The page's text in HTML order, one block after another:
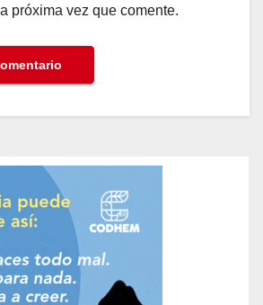
próxima vez que comente.